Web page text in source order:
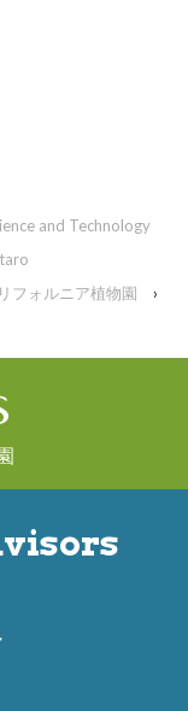
and Technology
フォルニア植物園
›